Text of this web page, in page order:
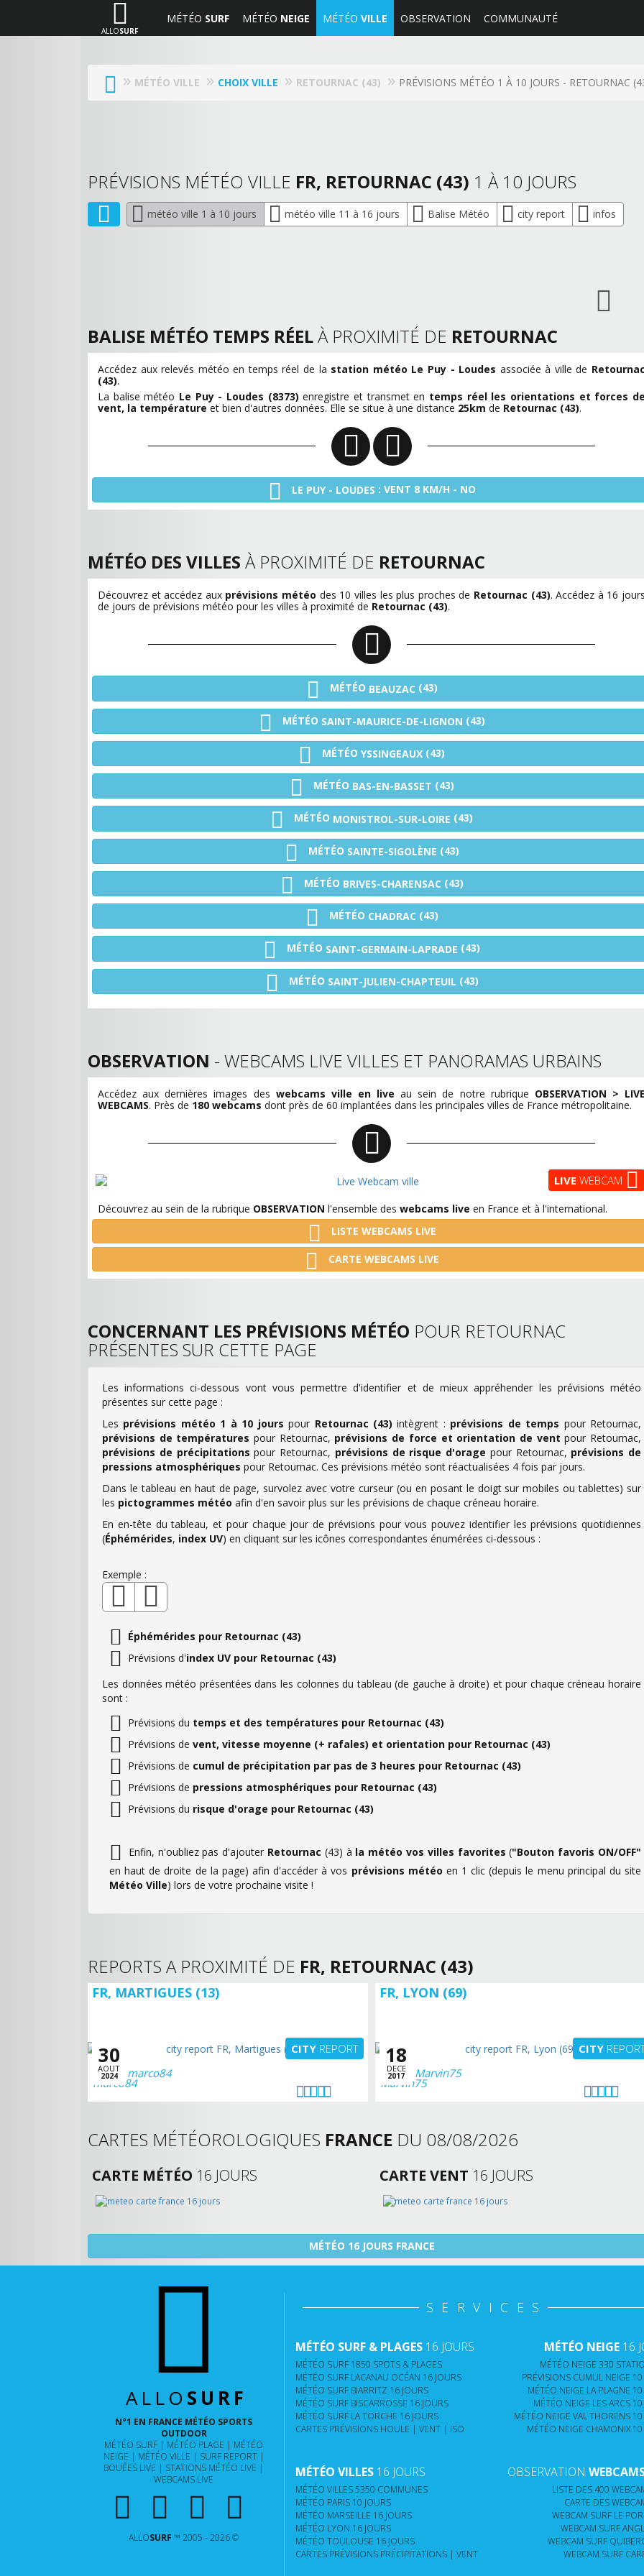
ALLOSURF
MÉTÉO SURF MÉTÉO NEIGE MÉTÉO VILLE OBSERVATION COMMUNAUTÉ
MÉTÉO VILLE CHOIX VILLE RETOURNAC (43) PRÉVISIONS MÉTÉO 1 À 10 JOURS - RETOURNAC
PRÉVISIONS MÉTÉO VILLE FR, RETOURNAC (43) 1 À 10 JOURS
météo ville 1 à 10 jours météo ville 11 à 16 jours Balise Météo city report infos
BALISE MÉTÉO TEMPS RÉELÀ PROXIMITÉ DE RETOURNAC
Accédez aux relevés météo en temps réel de la station météo Le Puy - Loudes associée à ville de
(43).
La balise météo Le Puy - Loudes (8373)enregistre et transmet en temps réel les orientations et forces
vent, la température et bien d'autres données. Elle se situe à une distance 25km de Retournac (43).
LE PUY - LOUDES : VENT 8 KM/H - NO
MÉTÉO DES VILLES À PROXIMITÉ DE RETOURNAC
Découvrez et accédez aux prévisions météo des 10 villes les plus proches de Retournac (43). Accédez à 16
de jours de prévisions météo pour les villes à proximité de Retournac (43).
MÉTÉO BEAUZAC (43)
MÉTÉO SAINT-MAURICE-DE-LIGNON (43)
MÉTÉO YSSINGEAUX (43)
MÉTÉO BAS-EN-BASSET (43)
MÉTÉO MONISTROL-SUR-LOIRE (43)
MÉTÉO SAINTE-SIGOLÈNE (43)
MÉTÉO BRIVES-CHARENSAC (43)
MÉTÉO CHADRAC (43)
MÉTÉO SAINT-GERMAIN-LAPRADE (43)
MÉTÉO SAINT-JULIEN-CHAPTEUIL (43)
OBSERVATION - WEBCAMS LIVE VILLES ET PANORAMAS URBAINS
Accédez aux dernières images des webcams ville en live au sein de notre rubrique OBSERVATION >
WEBCAMS. Près de 180 webcams dont près de 60 implantées dans les principales villes de France métropolitaine.
LIVE WEBCAM
Découvrez au sein de la rubrique OBSERVATION l'ensemble des webcams live en France et à l'international.
LISTE WEBCAMS LIVE
CARTE WEBCAMS LIVE
CONCERNANT LES PRÉVISIONS MÉTÉO POUR RETOURNAC
PRÉSENTES SUR CETTE PAGE
Les informations ci-dessous vont vous permettre d'identifier et de mieux appréhender les prévisions météo
présentes sur cette page :
Les prévisions météo 1 à 10 jours pour Retournac (43) intègrent : prévisions de temps pour Retournac,
prévisions de températures pour Retournac, prévisions de force et orientation de vent pour Retournac,
prévisions de précipitations pour Retournac, prévisions de risque d'orage pour Retournac, prévisions de
pressions atmosphériques pour Retournac. Ces prévisions météo sont réactualisées 4 fois par jours.
Dans le tableau en haut de page, survolez avec votre curseur (ou en posant le doigt sur mobiles ou tablettes) sur
les pictogrammes météo afin d'en savoir plus sur les prévisions de chaque créneau horaire.
En en-tête du tableau, et pour chaque jour de prévisions pour vous pouvez identifier les prévisions quotidiennes
(Éphémérides, index UV) en cliquant sur les icônes correspondantes énumérées ci-dessous :
Exemple :
Éphémérides pour Retournac (43)
Prévisions d'index UV pour Retournac (43)
Les données météo présentées dans les colonnes du tableau (de gauche à droite) et pour chaque créneau horaire
sont :
Prévisions du temps et des températures pour Retournac (43)
Prévisions de vent, vitesse moyenne (+ rafales) et orientation pour Retournac (43)
Prévisions de cumul de précipitation par pas de 3 heures pour Retournac (43)
Prévisions de pressions atmosphériques pour Retournac (43)
Prévisions du risque d'orage pour Retournac (43)
Enfin, n'oubliez pas d'ajouter Retournac (43) à la météo vos villes favorites ("Bouton favoris ON/OFF"
en haut de droite de la page) afin d'accéder à vos prévisions météo en 1 clic (depuis le menu principal du site
Météo Ville) lors de votre prochaine visite !
REPORTS A PROXIMITÉ DE FR, RETOURNAC (43)
FR, MARTIGUES (13)
30
AOUT
2024
CITY REPORT
marco84
FR, LYON (69)
18
DECE
2017
CITY
Marvin75
CARTES MÉTÉOROLOGIQUES FRANCE DU 08/08/2026
CARTE MÉTÉO 16 JOURS CARTE VENT 16 JOURS
MÉTÉO 16 JOURS FRANCE
ALLO SURF
N°1 EN FRANCE MÉTÉO SPORTS
OUTDOOR
MÉTÉO SURF
MÉTÉO PLAGE
MÉTÉO
NEIGE
MÉTÉO VILLE
SURF REPORT
BOUÉES LIVE
STATIONS MÉTÉO LIVE
WEBCAMS LIVE
ALLOSURF ™ 2005 - 2026 ©
SERVICES
MÉTÉO SURF & PLAGES16 JOURS
MÉTÉO SURF 1850 SPOTS & PLAGES
MÉTÉO SURF LACANAU OCÉAN 16 JOURS
MÉTÉO SURF BIARRITZ 16 JOURS
MÉTÉO SURF BISCARROSSE 16 JOURS
MÉTÉO SURF LA TORCHE 16 JOURS
CARTES PRÉVISIONS HOULE | VENT | ISO
MÉTÉO VILLES16 JOURS
MÉTÉO VILLES 5350 COMMUNES
MÉTÉO PARIS 10 JOURS
MÉTÉO MARSEILLE 16 JOURS
MÉTÉO LYON 16 JOURS
MÉTÉO TOULOUSE 16 JOURS
CARTES PRÉVISIONS PRÉCIPITATIONS | VENT
MÉTÉO NEIGE16
MÉTÉO NEIGE 330
PRÉVISIONS CUMUL NEIGE 10
MÉTÉO NEIGE LA PLAGNE
MÉTÉO NEIGE LES ARCS
MÉTÉO NEIGE VAL THORENS 10
MÉTÉO NEIGE CHAMONIX 10
OBSERVATION
LISTE DES 400
CARTE DES
WEBCAM SURF LE
WEBCAM SURF
WEBCAM SURF
WEBCAM SURF